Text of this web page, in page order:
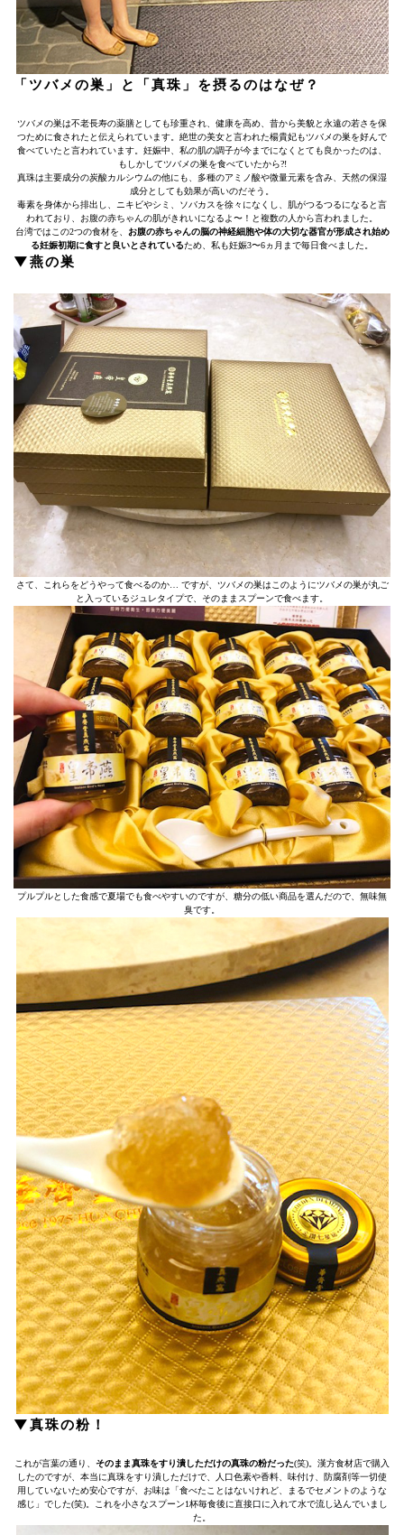
「ツバメの巣」と「真珠」を摂るのはなぜ？
ツバメの巣は不老長寿の薬膳としても珍重され、健康を高め、昔から美貌と永遠の若さを保
つために食されたと伝えられています。絶世の美女と言われた楊貴妃もツバメの巣を好んで
食べていたと言われています。妊娠中、私の肌の調子が今までになくとても良かったのは、
もしかしてツバメの巣を食べていたから?!
真珠は主要成分の炭酸カルシウムの他にも、多種のアミノ酸や微量元素を含み、天然の保湿
成分としても効果が高いのだそう。
毒素を身体から排出し、ニキビやシミ、ソバカスを徐々になくし、肌がつるつるになると言
われており、お腹の赤ちゃんの肌がきれいになるよ〜！と複数の人から言われました。
台湾ではこの2つの食材を、
お腹の赤ちゃんの脳の神経細胞や体の大切な器官が形成され始め
る妊娠初期に食すと良いとされているため、私も妊娠3〜6ヵ月まで毎日食べました。
▼燕の巣
さて、これらをどうやって食べるのか… ですが、ツバメの巣はこのようにツバメの巣が丸ご
と入っているジュレタイプで、そのままスプーンで食べます。
プルプルとした食感で夏場でも食べやすいのですが、糖分の低い商品を選んだので、無味無
臭です。
▼真珠の粉！
これが言葉の通り、 そのまま真珠をすり潰しただけの真珠の粉だった(笑)。漢方食材店で購入
したのですが、本当に真珠をすり潰しただけで、人口色素や香料、味付け、防腐剤等一切使
用していないため安心ですが、お味は「食べたことはないけれど、まるでセメントのような
感じ」でした(笑)。これを小さなスプーン1杯毎食後に直接口に入れて水で流し込んでいまし
た。